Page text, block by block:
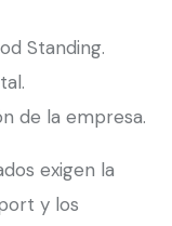
Standing.
de la empresa.
exigen la
y los